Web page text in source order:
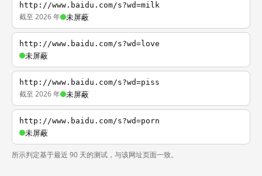
http://www.baidu.com/s?wd=milk
截至 2026 年 未屏蔽
http://www.baidu.com/s?wd=love
未屏蔽
http://www.baidu.com/s?wd=piss
截至 2026 年 未屏蔽
http://www.baidu.com/s?wd=porn
未屏蔽
所示判定基于最近 90 天的测试，与该网址页面一致。